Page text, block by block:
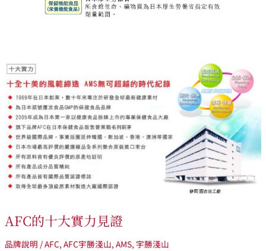
AFC的十大實力見證
品牌說明 /AFC, AFC宇勝淺山, AMS, 宇勝淺山
AFC
的
十
大
實
力
見
證